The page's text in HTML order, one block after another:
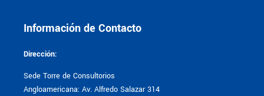
Información de Contacto
Dirección:
Sede Torre de Consultorios
Angloamericana: Av. Alfredo Salazar 314